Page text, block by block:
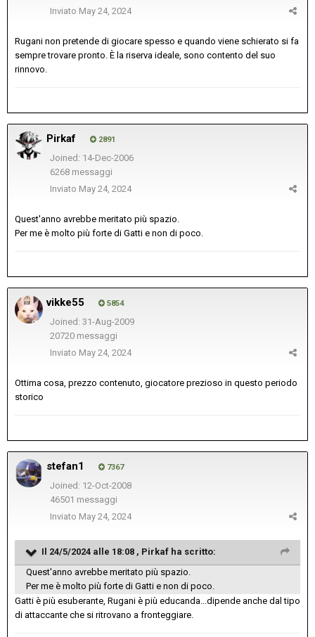
Inviato May 24, 2024
Rugani non pretende di giocare spesso e quando viene schierato si fa
sempre trovare pronto. È la riserva ideale, sono contento del suo
rinnovo.
Pirkaf 2891
Joined: 14-Dec-2006
6268 messaggi
Inviato May 24, 2024
Quest'anno avrebbe meritato più spazio.
Per me è molto più forte di Gatti e non di poco.
vikke55 5854
Joined: 31-Aug-2009
20720 messaggi
Inviato May 24, 2024
Ottima cosa, prezzo contenuto, giocatore prezioso in questo periodo
storico
stefan1 7367
Joined: 12-Oct-2008
46501 messaggi
Inviato May 24, 2024
Il 24/5/2024 alle 18:08 , Pirkaf ha scritto:
Quest'anno avrebbe meritato più spazio.
Per me è molto più forte di Gatti e non di poco.
Gatti è più esuberante, Rugani è più educanda...dipende anche dal tipo
di attaccante che si ritrovano a fronteggiare.